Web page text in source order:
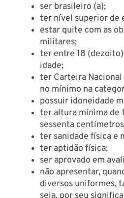
ser brasileiro (a);
ter nível superior de
estar quite com as
militares;
ter entre 18
idade;
ter Carteira
no mínimo na
possuir idoneidade
ter altura mínima de
sessenta
ter sanidade física e
ter aptidão física;
ser aprovado em
não apresentar,
diversos uniformes,
seja, por seu